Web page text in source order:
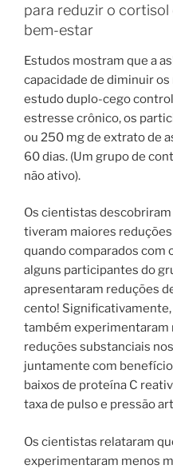
para reduzir o
bem-estar
Estudos mostram que a
capacidade de diminuir
estudo duplo-cego
estresse crônico, os
ou 250 mg de extrato de
60 dias. (Um grupo de
não ativo).
Os cientistas
tiveram maiores
quando comparados com
alguns participantes do
apresentaram reduções
cento!
também experimentaram
reduções substanciais
juntamente com
baixos de proteína C
taxa de pulso e pressão
Os cientistas relataram
experimentaram menos